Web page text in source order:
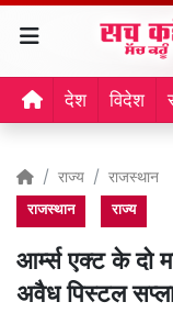
देश विदेश
राज्य राजस्थान
राजस्थान राज्य
आर्म्स एक्ट के दो
अवैध पिस्टल